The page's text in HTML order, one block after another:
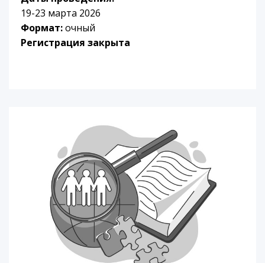
19-23 марта 2026
Формат:очный
Регистрация закрыта